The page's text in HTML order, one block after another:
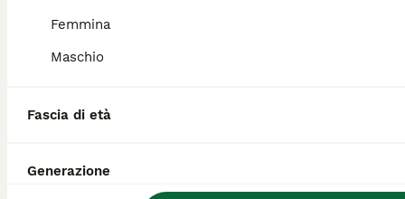
Femmina
Maschio
Fascia di età
Generazione
all'obbedienza è consigliabile iniziare
cucciolo.
Cosa significa spaniel nei